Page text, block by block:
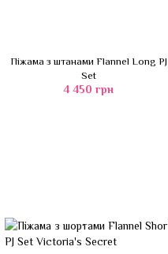
Піжама з штанами Flannel Long PJ
Set
4 450 грн